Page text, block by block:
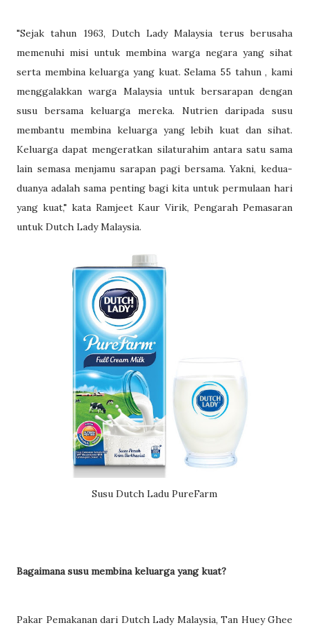
"Sejak tahun 1963, Dutch Lady Malaysia terus berusaha
memenuhi misi untuk membina warga negara yang sihat
serta membina keluarga yang kuat. Selama 55 tahun , kami
menggalakkan warga Malaysia untuk bersarapan dengan
susu bersama keluarga mereka. Nutrien daripada susu
membantu membina keluarga yang lebih kuat dan sihat.
Keluarga dapat mengeratkan silaturahim antara satu sama
lain semasa menjamu sarapan pagi bersama. Yakni, kedua-
duanya adalah sama penting bagi kita untuk permulaan hari
yang kuat," kata Ramjeet Kaur Virik, Pengarah Pemasaran
untuk Dutch Lady Malaysia.
Susu Dutch Ladu PureFarm
Bagaimana susu membina keluarga yang kuat?
Pakar Pemakanan dari Dutch Lady Malaysia, Tan Huey Ghee